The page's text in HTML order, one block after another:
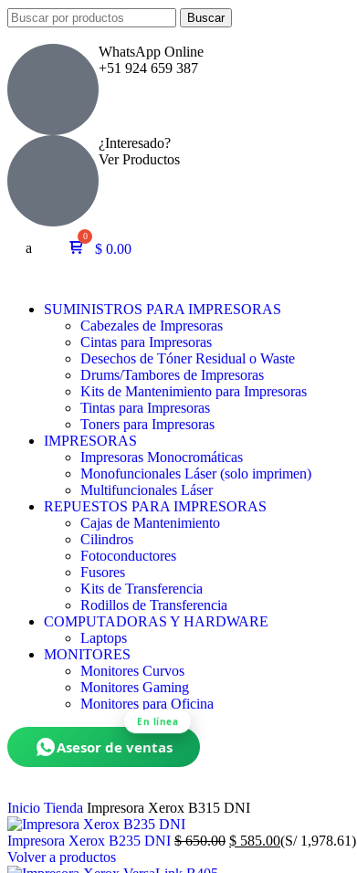
Buscar
WhatsApp Online
+51 924 659 387
¿Interesado?
Ver Productos
a $ 0.00
SUMINISTROS PARA IMPRESORAS
Cabezales de Impresoras
Cintas para Impresoras
Desechos de Tóner Residual o Waste
Drums/Tambores de Impresoras
Kits de Mantenimiento para Impresoras
Tintas para Impresoras
Toners para Impresoras
IMPRESORAS
Impresoras Monocromáticas
Monofuncionales Láser (solo imprimen)
Multifuncionales Láser
REPUESTOS PARA IMPRESORAS
Cajas de Mantenimiento
Cilindros
Fotoconductores
Fusores
Kits de Transferencia
Rodillos de Transferencia
COMPUTADORAS Y HARDWARE
Laptops
MONITORES
Monitores Curvos
Monitores Gaming
Monitores para Oficina
En línea
Asesor de ventas
Inicio Tienda Impresora Xerox B315 DNI
Impresora Xerox B235 DNI $650.00 $ 585.00(S/ 1,978.61)
Volver a productos